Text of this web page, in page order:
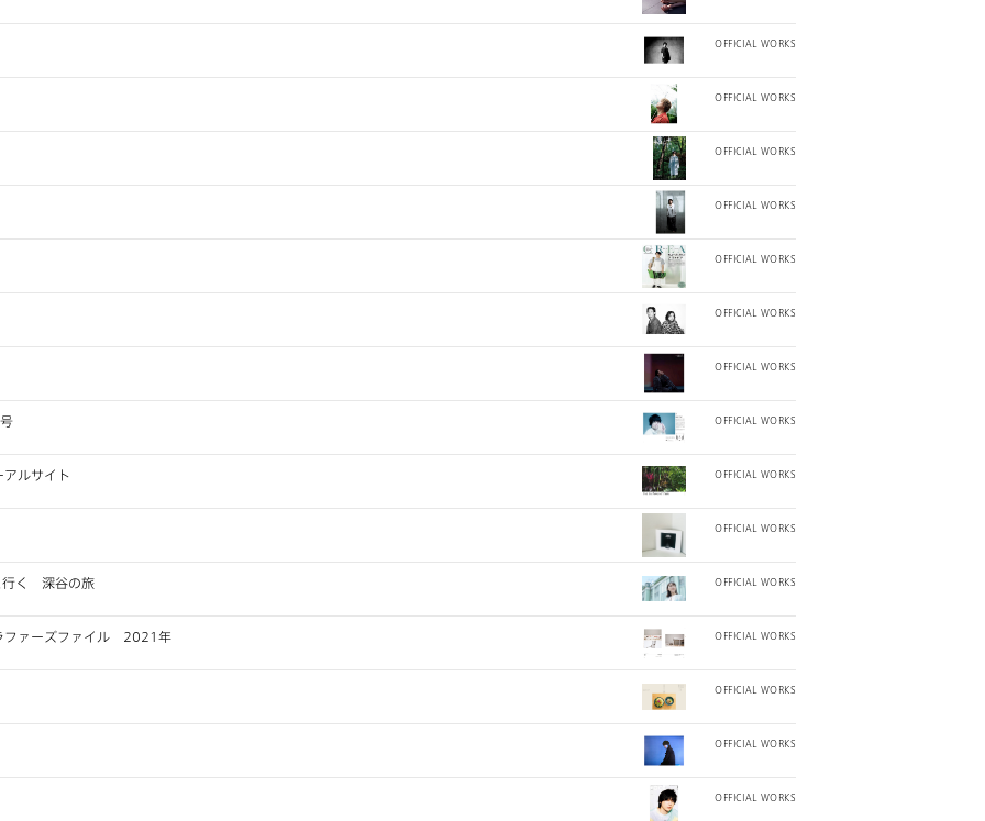
OFFICIAL WORKS
OFFICIAL WORKS
OFFICIAL WORKS
OFFICIAL WORKS
OFFICIAL WORKS
OFFICIAL WORKS
OFFICIAL WORKS
OFFICIAL WORKS
号
OFFICIAL WORKS
ルサイト
OFFICIAL WORKS
OFFICIAL WORKS
行く 深谷の旅
OFFICIAL WORKS
ファーズファイル 2021年
OFFICIAL WORKS
OFFICIAL WORKS
OFFICIAL WORKS